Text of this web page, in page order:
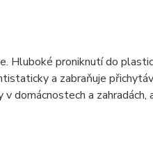
Hluboké proniknutí do
a zabraňuje
domácnostech a zahradách,